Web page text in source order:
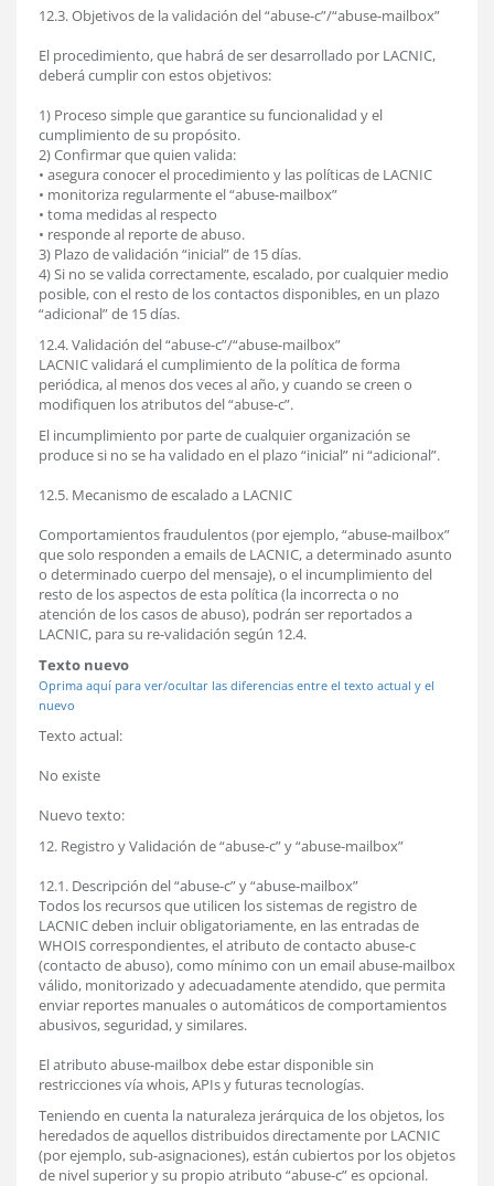
12.3. Objetivos de la validación del “abuse-c”/“abuse-mailbox”
El procedimiento, que habrá de ser desarrollado por LACNIC,
deberá cumplir con estos objetivos:
1) Proceso simple que garantice su funcionalidad y el
cumplimiento de su propósito.
2) Confirmar que quien valida:
• asegura conocer el procedimiento y las políticas de LACNIC
• monitoriza regularmente el “abuse-mailbox”
• toma medidas al respecto
• responde al reporte de abuso.
3) Plazo de validación “inicial” de 15 días.
4) Si no se valida correctamente, escalado, por cualquier medio
posible, con el resto de los contactos disponibles, en un plazo
“adicional” de 15 días.
12.4. Validación del “abuse-c”/“abuse-mailbox”
LACNIC validará el cumplimiento de la política de forma
periódica, al menos dos veces al año, y cuando se creen o
modifiquen los atributos del “abuse-c”.
El incumplimiento por parte de cualquier organización se
produce si no se ha validado en el plazo “inicial” ni “adicional”.
12.5. Mecanismo de escalado a LACNIC
Comportamientos fraudulentos (por ejemplo, “abuse-mailbox”
que solo responden a emails de LACNIC, a determinado asunto
o determinado cuerpo del mensaje), o el incumplimiento del
resto de los aspectos de esta política (la incorrecta o no
atención de los casos de abuso), podrán ser reportados a
LACNIC, para su re-validación según 12.4.
Texto nuevo
Oprima aquí para ver/ocultar las diferencias entre el texto actual y el
nuevo
Texto actual:
No existe
Nuevo texto:
12. Registro y Validación de “abuse-c” y “abuse-mailbox”
12.1. Descripción del “abuse-c” y “abuse-mailbox”
Todos los recursos que utilicen los sistemas de registro de
LACNIC deben incluir obligatoriamente, en las entradas de
WHOIS correspondientes, el atributo de contacto abuse-c
(contacto de abuso), como mínimo con un email abuse-mailbox
válido, monitorizado y adecuadamente atendido, que permita
enviar reportes manuales o automáticos de comportamientos
abusivos, seguridad, y similares.
El atributo abuse-mailbox debe estar disponible sin
restricciones vía whois, APIs y futuras tecnologías.
Teniendo en cuenta la naturaleza jerárquica de los objetos, los
heredados de aquellos distribuidos directamente por LACNIC
(por ejemplo, sub-asignaciones), están cubiertos por los objetos
de nivel superior y su propio atributo “abuse-c” es opcional.